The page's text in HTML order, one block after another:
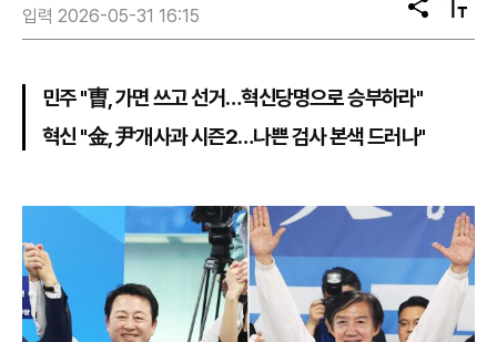
입력 2026-05-31 16:15
공
유
텍
스
민주 "曺, 가면 쓰고 선거…혁신당명으로 승부하라"
혁신 "金, 尹개사과 시즌2…나쁜 검사 본색 드러나"